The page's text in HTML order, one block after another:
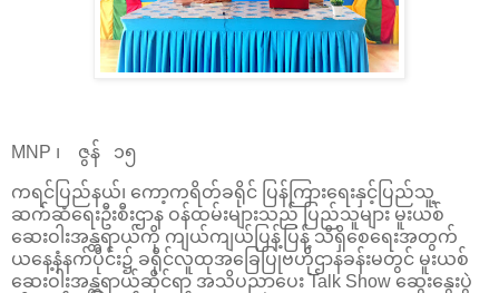
MNP ၊ ဇွန် ၁၅
ကရင်ပြည်နယ်၊ ကော့ကရိတ်ခရိုင် ပြန်ကြားရေးနှင့်ပြည်သူ့
ဆက်ဆံရေးဦးစီးဌာန ဝန်ထမ်းများသည် ပြည်သူများ မူးယစ်
ဆေးဝါးအန္တရာယ်ကို ကျယ်ကျယ်ပြန့်ပြန့် သိရှိစေရေးအတွက်
ယနေ့နံနက်ပိုင်း၌ ခရိုင်လူထုအခြေပြုဗဟိုဌာနခန်းမတွင် မူးယစ်
ဆေးဝါးအန္တရာယ်ဆိုင်ရာ အသိပညာပေး Talk Show ဆွေးနွေးပွဲ